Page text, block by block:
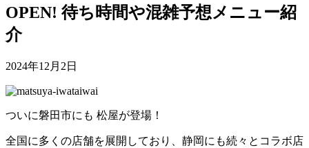
OPEN! 待ち時間や混雑予想メニュー紹
介
2024年12月2日
ついに磐田市にも 松屋が登場！
全国に多くの店舗を展開しており、静岡にも続々とコラボ店